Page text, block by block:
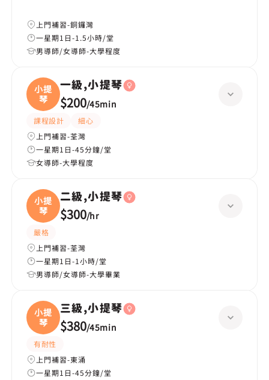
上門補習-銅鑼灣
一星期1日-1.5小時/堂
男導師/女導師-大學程度
小提
琴
一級,小提琴
$200/45min
課程設計
細心
上門補習-荃灣
一星期1日-45分鐘/堂
女導師-大學程度
小提
琴
二級,小提琴
$300/hr
嚴格
上門補習-荃灣
一星期1日-1小時/堂
男導師/女導師-大學畢業
小提
琴
三級,小提琴
$380/45min
有耐性
上門補習-東涌
一星期1日-45分鐘/堂